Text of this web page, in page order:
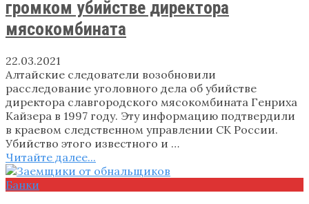
громком убийстве директора
мясокомбината
22.03.2021
Алтайские следователи возобновили
расследование уголовного дела об убийстве
директора славгородского мясокомбината Генриха
Кайзера в 1997 году. Эту информацию подтвердили
в краевом следственном управлении СК России.
Убийство этого известного и …
Читайте далее...
Банки